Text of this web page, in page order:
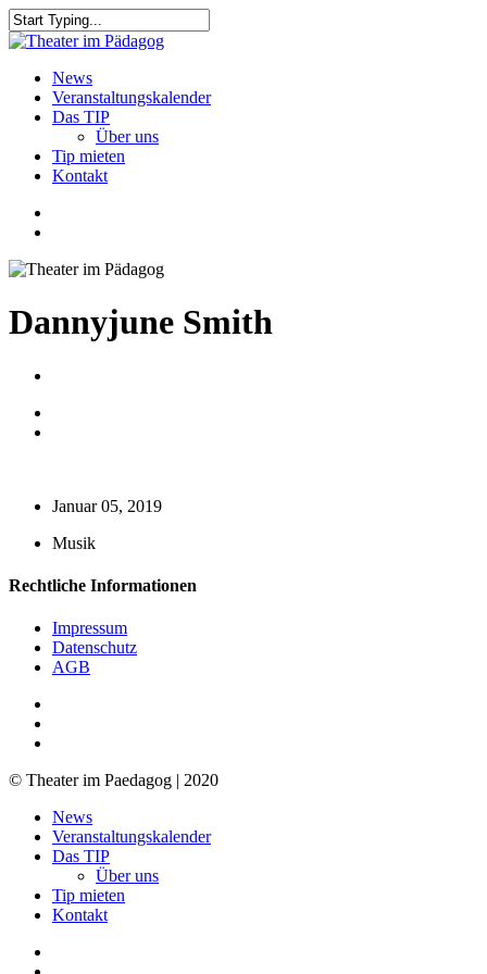
Skip
to
content
Close
search
Menu
News
Veranstaltungskalender
Das TIP
Über uns
Tip mieten
Kontakt
Dannyjune Smith
Januar 05, 2019
Musik
Rechtliche Informationen
Impressum
Datenschutz
AGB
© Theater im Paedagog | 2020
Close
Menu
News
Veranstaltungskalender
Das TIP
Über uns
Tip mieten
Kontakt